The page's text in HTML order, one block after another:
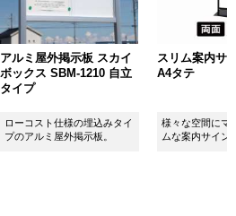
アルミ屋外掲示板 スカイ
ボックス SBM-1210 自立
タイプ
ローコスト仕様の埋込みタイ
プのアルミ屋外掲示板。
スリム案内サ
A4タテ
様々な空間にマ
ムな案内サイン